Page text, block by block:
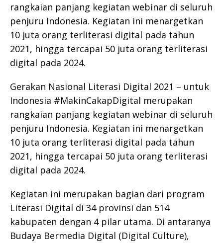
rangkaian panjang kegiatan webinar di seluruh
penjuru Indonesia. Kegiatan ini menargetkan
10 juta orang terliterasi digital pada tahun
2021, hingga tercapai 50 juta orang terliterasi
digital pada 2024.
Gerakan Nasional Literasi Digital 2021 – untuk
Indonesia #MakinCakapDigital merupakan
rangkaian panjang kegiatan webinar di seluruh
penjuru Indonesia. Kegiatan ini menargetkan
10 juta orang terliterasi digital pada tahun
2021, hingga tercapai 50 juta orang terliterasi
digital pada 2024.
Kegiatan ini merupakan bagian dari program
Literasi Digital di 34 provinsi dan 514
kabupaten dengan 4 pilar utama. Di antaranya
Budaya Bermedia Digital (Digital Culture),